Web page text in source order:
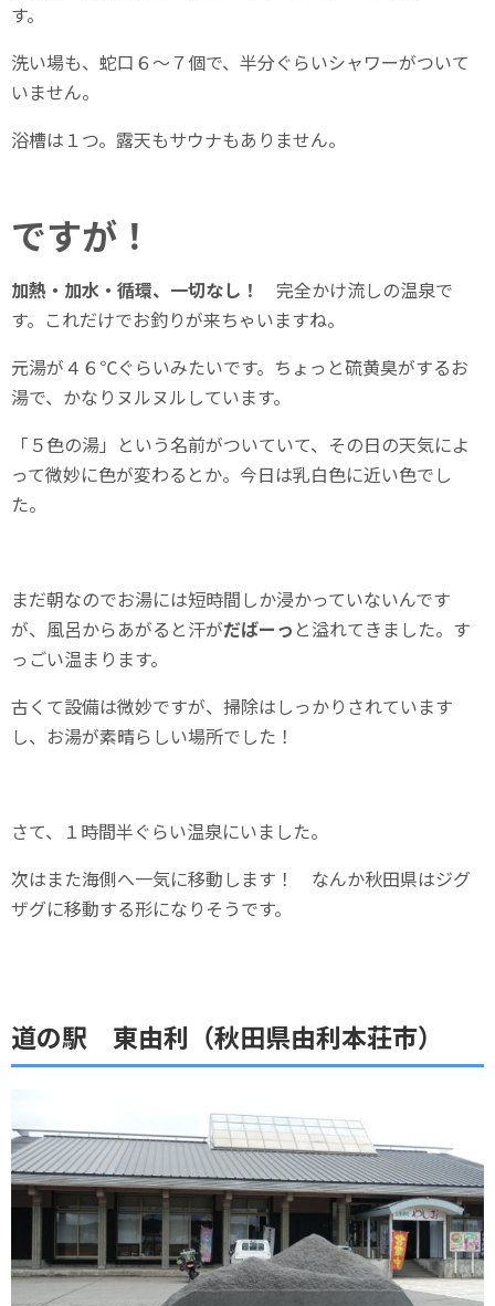
す。
洗い場も、蛇口６～７個で、半分ぐらいシャワーがついて
いません。
浴槽は１つ。露天もサウナもありません。
ですが！
加熱・加水・循環、一切なし！
完全かけ流しの温泉で
す。これだけでお釣りが来ちゃいますね。
元湯が４６℃ぐらいみたいです。ちょっと硫黄臭がするお
湯で、かなりヌルヌルしています。
「５色の湯」という名前がついていて、その日の天気によ
って微妙に色が変わるとか。今日は乳白色に近い色でし
た。
まだ朝なのでお湯には短時間しか浸かっていないんです
が、風呂からあがると汗がだばーっ と溢れてきました。す
っごい温まります。
古くて設備は微妙ですが、掃除はしっかりされています
し、お湯が素晴らしい場所でした！
さて、１時間半ぐらい温泉にいました。
次はまた海側へ一気に移動します！ なんか秋田県はジグ
ザグに移動する形になりそうです。
道の駅 東由利（秋田県由利本荘市）